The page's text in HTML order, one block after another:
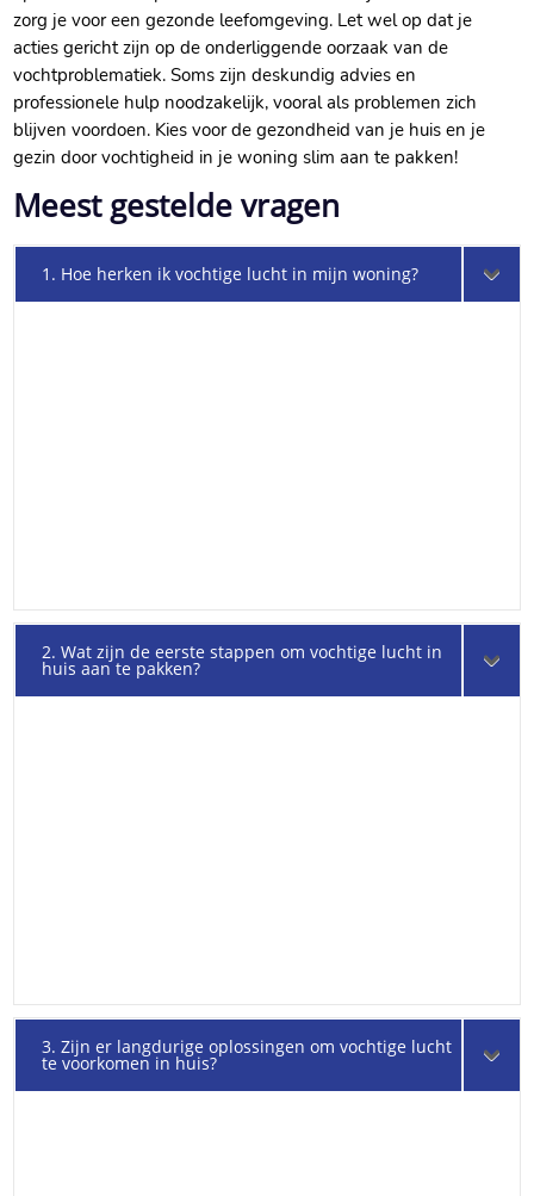
zorg je voor een gezonde leefomgeving.​ Let wel op dat je
acties gericht zijn op de onderliggende oorzaak van de
vochtproblematiek.​ Soms zijn deskundig advies en
professionele hulp noodzakelijk, vooral als problemen zich
blijven voordoen.​ Kies voor de gezondheid van je huis en je
gezin door vochtigheid in je woning slim aan te pakken!
Meest gestelde vragen
1. Hoe herken ik vochtige lucht in mijn woning?
2. Wat zijn de eerste stappen om vochtige lucht in
huis aan te pakken?
3. Zijn er langdurige oplossingen om vochtige lucht
te voorkomen in huis?